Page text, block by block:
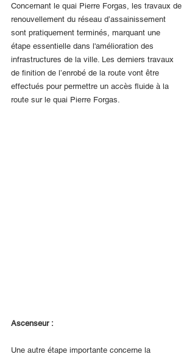
Concernant le quai Pierre Forgas, les travaux de
renouvellement du réseau d’assainissement
sont pratiquement terminés, marquant une
étape essentielle dans l'amélioration des
infrastructures de la ville. Les derniers travaux
de finition de l’enrobé de la route vont être
effectués pour permettre un accès fluide à la
route sur le quai Pierre Forgas.
Ascenseur :
Une autre étape importante concerne la